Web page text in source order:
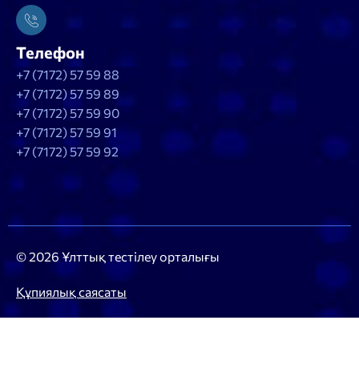
Телефон
+7 (7172) 57 59 88
+7 (7172) 57 59 89
+7 (7172) 57 59 90
+7 (7172) 57 59 91
+7 (7172) 57 59 92
© 2026 Ұлттық тестілеу орталығы
Құпиялық саясаты